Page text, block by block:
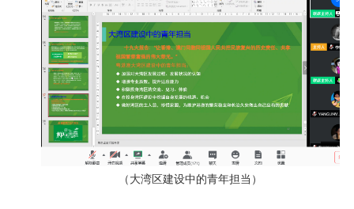
（大湾区建设中的青年担当）